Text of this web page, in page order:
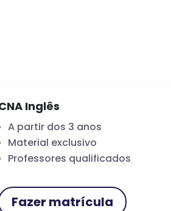
Inglês
A partir dos 3 anos
Material exclusivo
Professores qualificados
Fazer matrícula